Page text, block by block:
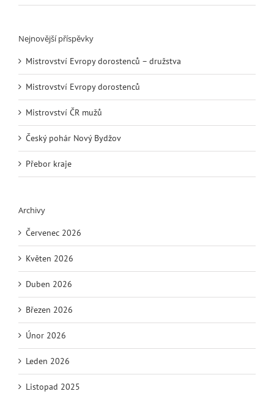
Nejnovější příspěvky
Mistrovství Evropy dorostenců – družstva
Mistrovství Evropy dorostenců
Mistrovství ČR mužů
Český pohár Nový Bydžov
Přebor kraje
Archivy
Červenec 2026
Květen 2026
Duben 2026
Březen 2026
Únor 2026
Leden 2026
Listopad 2025